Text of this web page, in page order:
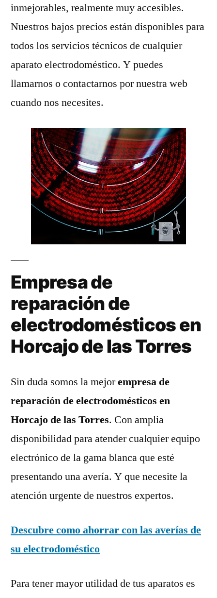
inmejorables, realmente muy accesibles.
Nuestros bajos precios están disponibles para
todos los servicios técnicos de cualquier
aparato electrodoméstico. Y puedes
llamarnos o contactarnos por nuestra web
cuando nos necesites.
Empresa de
reparación de
electrodomésticos en
Horcajo de las Torres
Sin duda somos la mejorempresa de
reparación de electrodomésticos en
Horcajo de las Torres. Con amplia
disponibilidad para atender cualquier equipo
electrónico de la gama blanca que esté
presentando una avería. Y que necesite la
atención urgente de nuestros expertos.
Descubre como ahorrar con las averías de
su electrodoméstico
Para tener mayor utilidad de tus aparatos es